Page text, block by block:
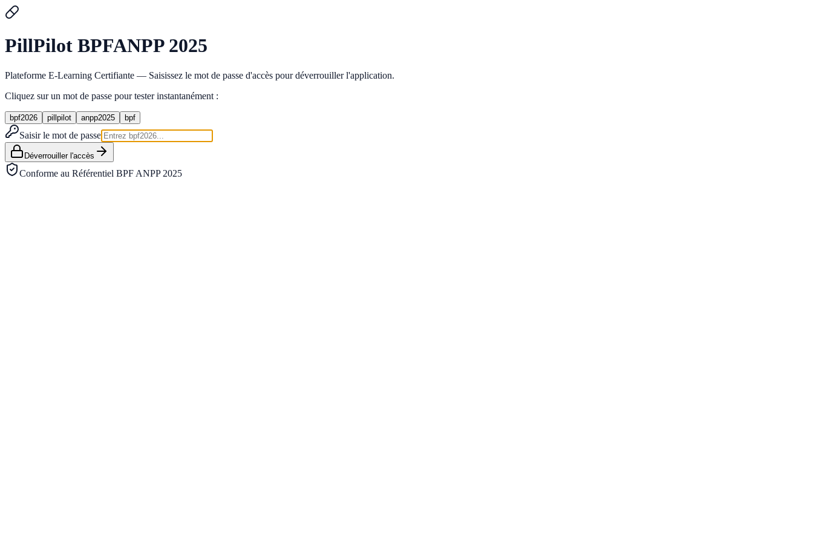
PillPilot BPFANPP 2025
Plateforme E-Learning Certifiante — Saisissez le mot de passe d'accès pour déverrouiller l'application.
Cliquez sur un mot de passe pour tester instantanément :
bpf2026 pillpilot anpp2025 bpf
Saisir le mot de passe
Déverrouiller l'accès
Conforme au Référentiel BPF ANPP 2025